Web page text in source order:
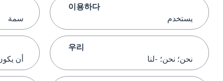
이용하다
يستخدم
우리
نحن؛ نحن؛ -لنا
سمة
أن